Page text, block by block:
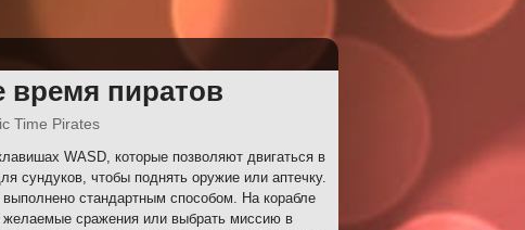
время пиратов
Time Pirates
WASD, которые позволяют двигаться в
сундуков, чтобы поднять оружие или аптечку.
стандартным способом. На корабле
сражения или выбрать миссию в